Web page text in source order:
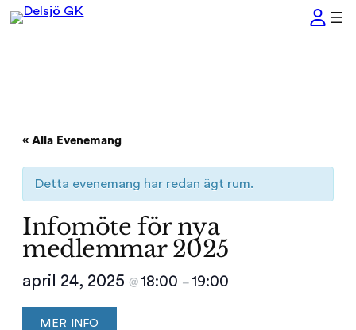
« Alla Evenemang
Detta evenemang har redan ägt rum.
Infomöte för nya
medlemmar 2025
april 24, 2025 @ 18:00 – 19:00
MER INFO